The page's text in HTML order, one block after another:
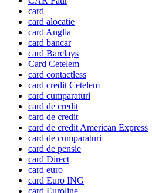
card
card alocatie
card Anglia
card bancar
card Barclays
Card Cetelem
card contactless
card credit Cetelem
card cumparaturi
card de credit
card de credit
card de credit American Express
card de cumparaturi
card de pensie
card Direct
card euro
card Euro ING